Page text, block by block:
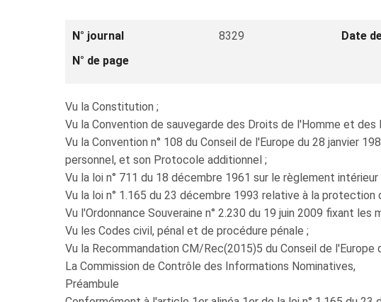
N° journal 8329 Date
N° de page
Vu la Constitution ;
Vu la Convention de sauvegarde des Droits de l'Homme et
Vu la Convention n° 108 du Conseil de l'Europe du 28 janvier
personnel, et son Protocole additionnel ;
Vu la loi n° 711 du 18 décembre 1961 sur le règlement
Vu la loi n° 1.165 du 23 décembre 1993 relative à la
Vu l'Ordonnance Souveraine n° 2.230 du 19 juin 2009 fixant
Vu les Codes civil, pénal et de procédure pénale ;
Vu la Recommandation CM/Rec(2015)5 du Conseil de
La Commission de Contrôle des Informations Nominatives,
Préambule